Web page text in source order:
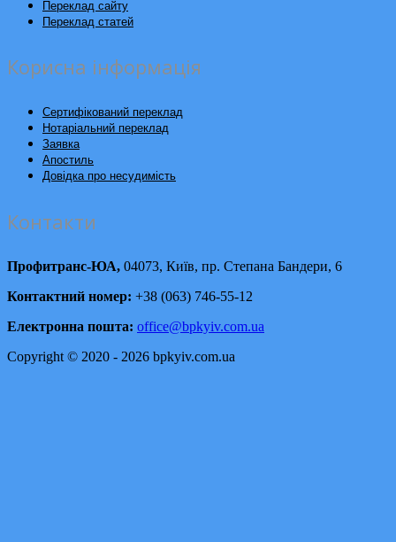
Переклад сайту
Переклад статей
Корисна інформація
Сертифікований переклад
Нотаріальний переклад
Заявка
Апостиль
Довідка про несудимість
Контакти
Профитранс-ЮА, 04073, Київ, пр. Степана Бандери, 6
Контактний номер: +38 (063) 746-55-12
Електронна пошта: office@bpkyiv.com.ua
Copyright © 2020 - 2026 bpkyiv.com.ua